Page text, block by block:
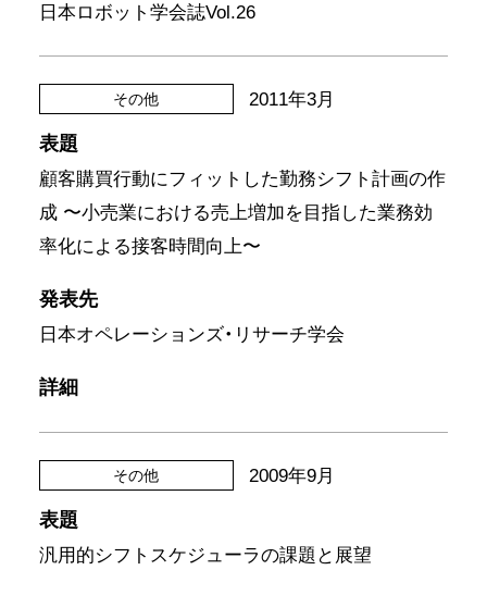
日本ロボット学会誌Vol.26
その他 2011年3月
表題
顧客購買行動にフィットした勤務シフト計画の作
成 〜小売業における売上増加を目指した業務効
率化による接客時間向上〜
発表先
日本オペレーションズ・リサーチ学会
詳細
その他 2009年9月
表題
汎用的シフトスケジューラの課題と展望